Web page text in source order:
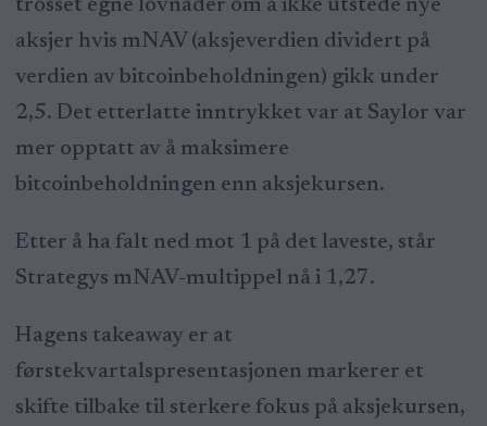
trosset egne lovnader om å ikke utstede nye
aksjer hvis mNAV (aksjeverdien dividert på
verdien av bitcoinbeholdningen) gikk under
2,5. Det etterlatte inntrykket var at Saylor var
mer opptatt av å maksimere
bitcoinbeholdningen enn aksjekursen.
Etter å ha falt ned mot 1 på det laveste, står
Strategys mNAV-multippel nå i 1,27.
Hagens takeaway er at
førstekvartalspresentasjonen markerer et
skifte tilbake til sterkere fokus på aksjekursen,